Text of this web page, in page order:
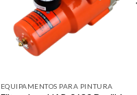
EQUIPAMENTOS PARA PINTURA